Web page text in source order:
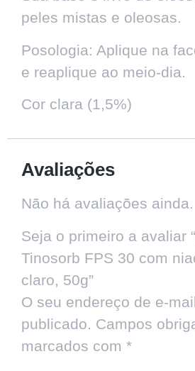
peles mistas e oleosas.
Posologia: Aplique na
e reaplique ao meio-dia.
Cor clara (1,5%)
Avaliações
Não há avaliações ainda.
Seja o primeiro a avaliar
Tinosorb FPS 30 com
claro, 50g”
O seu endereço de e-
publicado. Campos
marcados com *